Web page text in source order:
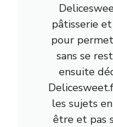
pâtisserie
pour
sans se
ensuite
les sujets
être et pas